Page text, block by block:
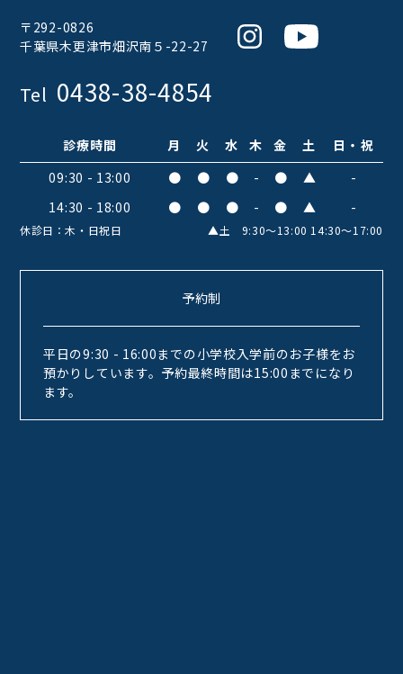
〒292-0826
千葉県木更津市畑沢南５-22-27
InstagramYoutube
Tel 0438-38-4854
診療時間 月 火 水 木 金 土
日・祝
09:30 - 13:00
● ● ● - ● ▲
-
14:30 - 18:00
● ● ● - ● ▲ -
休診日：木・日祝日 ▲土 9:30〜13:00 14:30〜17:00
予約制
平日の9:30 - 16:00までの小学校入学前のお子様をお
預かりしています。予約最終時間は15:00までになり
ます。